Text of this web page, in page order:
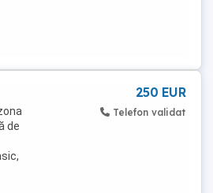
de
250 EUR
Telefon validat